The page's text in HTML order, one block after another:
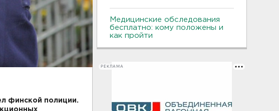
финской полиции.
Медицинские обследования
бесплатно: кому положены и
как пройти
РЕКЛАМА